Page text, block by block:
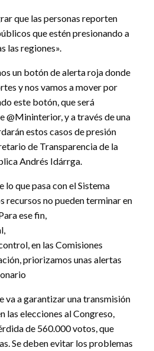
que las personas reporten
que estén presionando a
las regiones».
un botón de alerta roja donde
y nos vamos a mover por
este botón, que será
@Mininterior, y a través de una
estos casos de presión
de Transparencia de la
Andrés Idárrga.
lo que pasa con el Sistema
recursos no pueden terminar en
ese fin,
en las Comisiones
priorizamos unas alertas
va a garantizar una transmisión
las elecciones al Congreso,
de 560.000 votos, que
Se deben evitar los problemas